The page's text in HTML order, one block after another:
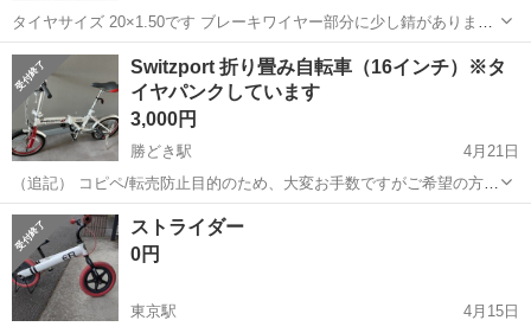
タイヤサイズ 20×1.50です ブレーキワイヤー部分に少し錆があります
が 普通に乗れます。 現状販売です 送料はお客様負担になります。 取
りにこられる方も宜しくお願い致します。 購入決まった後のキャンセ
ルは 罰金...
東京 中央区 折りたたみ自転車 フェラーリ
Switzport 折り畳み自転車（16インチ）※タ
イヤパンクしています
3,000円
勝どき駅
4月21日
（追記） コピペ/転売防止目的のため、大変お手数ですがご希望の方
は、使用目的と晴海まで受け取りに来られるか（駅15分程度）を記載
の上、ご連絡いただけますと幸いです。 また、希望者多数のため、僅
少ながら価格を設定させていた...
東京 中央区 勝どき駅
ストライダー
0円
東京駅
4月15日